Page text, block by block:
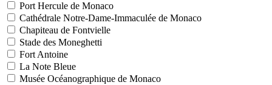
Port Hercule de Monaco
Cathédrale Notre-Dame-Immaculée de Monaco
Chapiteau de Fontvielle
Stade des Moneghetti
Fort Antoine
La Note Bleue
Musée Océanographique de Monaco